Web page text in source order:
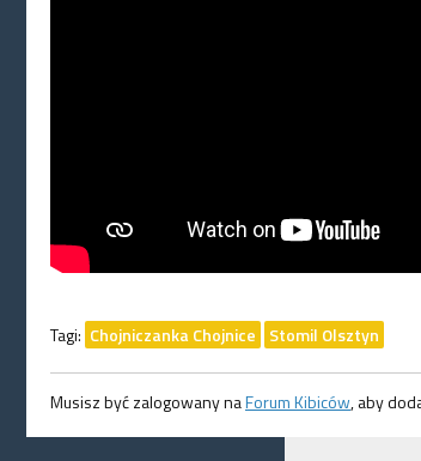
Tagi: Chojniczanka Chojnice Stomil Olsztyn
Musisz być zalogowany naForum Kibiców, aby